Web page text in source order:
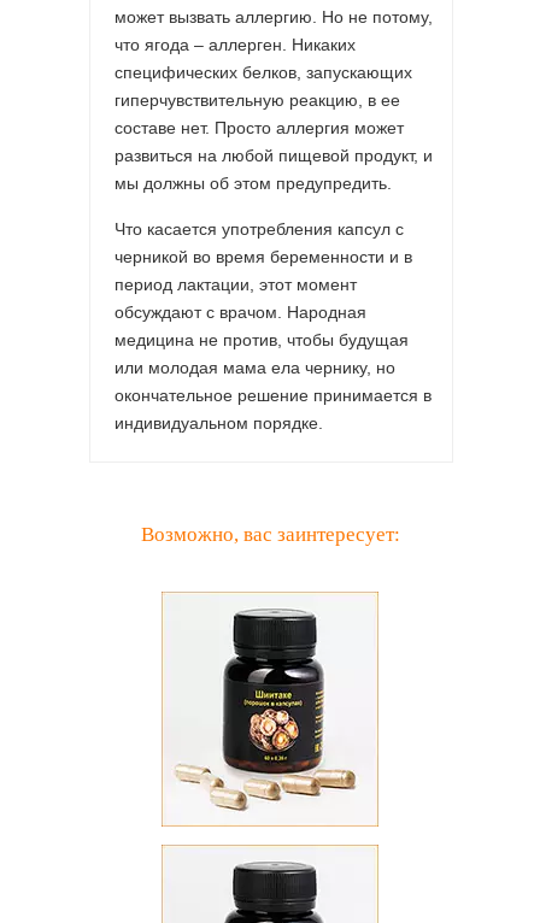
может вызвать аллергию. Но не потому,
что ягода – аллерген. Никаких
специфических белков, запускающих
гиперчувствительную реакцию, в ее
составе нет. Просто аллергия может
развиться на любой пищевой продукт, и
мы должны об этом предупредить.
Что касается употребления капсул с
черникой во время беременности и в
период лактации, этот момент
обсуждают с врачом. Народная
медицина не против, чтобы будущая
или молодая мама ела чернику, но
окончательное решение принимается в
индивидуальном порядке.
Возможно, вас заинтересует: